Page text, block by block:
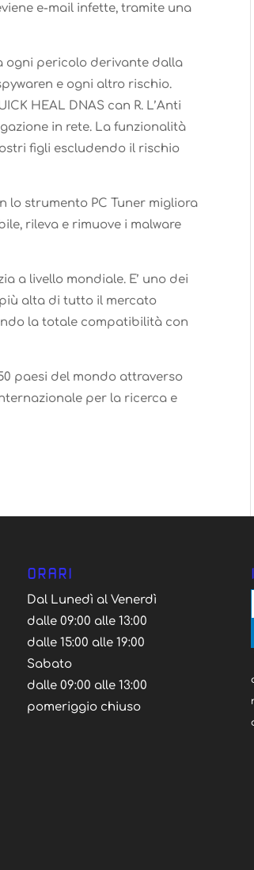
e-mail infette, tramite una
ogni pericolo derivante dalla
e ogni altro rischio.
HEAL DNAS can R. L’Anti
in rete. La funzionalità
figli escludendo il rischio
lo strumento PC Tuner migliora
rileva e rimuove i malware
a livello mondiale. E’ uno dei
alta di tutto il mercato
la totale compatibilità con
paesi del mondo attraverso
per la ricerca e
ORARI
Dal Lunedì al Venerdì
dalle 09:00 alle 13:00
dalle 15:00 alle 19:00
Sabato
dalle 09:00 alle 13:00
pomeriggio chiuso